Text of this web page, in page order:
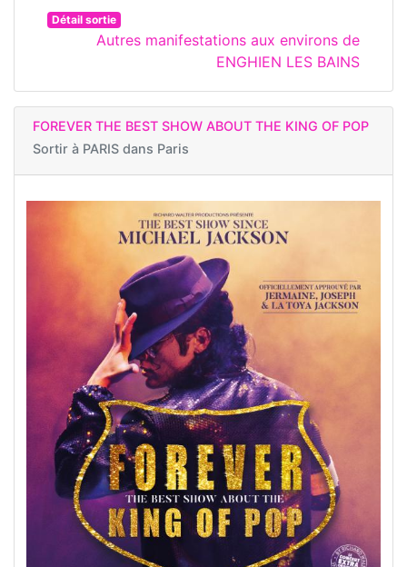
Détail sortie
Autres manifestations aux environs de
ENGHIEN LES BAINS
FOREVER THE BEST SHOW ABOUT THE KING OF POP
Sortir à PARIS dans Paris